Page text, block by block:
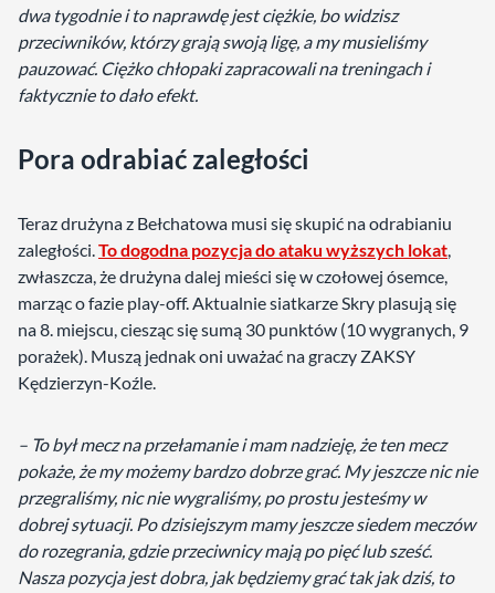
dwa tygodnie i to naprawdę jest ciężkie, bo widzisz
przeciwników, którzy grają swoją ligę, a my musieliśmy
pauzować. Ciężko chłopaki zapracowali na treningach i
faktycznie to dało efekt.
Pora odrabiać zaległości
Teraz drużyna z Bełchatowa musi się skupić na odrabianiu
zaległości.To dogodna pozycja do ataku wyższych lokat,
zwłaszcza, że drużyna dalej mieści się w czołowej ósemce,
marząc o fazie play-off. Aktualnie siatkarze Skry plasują się
na 8. miejscu, ciesząc się sumą 30 punktów (10 wygranych, 9
porażek). Muszą jednak oni uważać na graczy ZAKSY
Kędzierzyn-Koźle.
– To był mecz na przełamanie i mam nadzieję, że ten mecz
pokaże, że my możemy bardzo dobrze grać. My jeszcze nic nie
przegraliśmy, nic nie wygraliśmy, po prostu jesteśmy w
dobrej sytuacji. Po dzisiejszym mamy jeszcze siedem meczów
do rozegrania, gdzie przeciwnicy mają po pięć lub sześć.
Nasza pozycja jest dobra, jak będziemy grać tak jak dziś, to